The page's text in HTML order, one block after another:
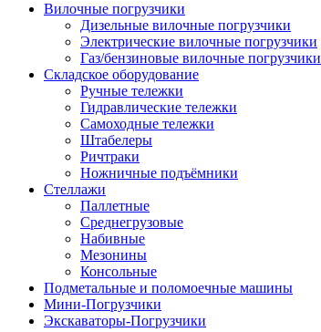
Вилочные погрузчики
Дизельные вилочные погрузчики
Электрические вилочные погрузчики
Газ/бензиновые вилочные погрузчики
Складское оборудование
Ручные тележки
Гидравлические тележки
Самоходные тележки
Штабелеры
Ричтраки
Ножничные подъёмники
Стеллажи
Паллетные
Среднегрузовые
Набивные
Мезонины
Консольные
Подметальные и поломоечные машины
Мини-Погрузчики
Экскаваторы-Погрузчики